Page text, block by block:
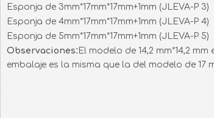
Esponja de 3mm*17mm*17mm+1mm
Esponja de 4mm*17mm*17mm+1mm
Esponja de 5mm*17mm*17mm+1mm
Observaciones: El modelo de 14,2 mm*14,2
embalaje es la misma que la del modelo de 17